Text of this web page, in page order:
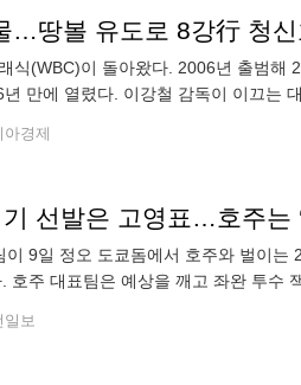
…땅볼 유도로 8강行 청
식(WBC)이 돌아왔다. 2006년 출범해
만에 열렸다. 이강철 감독이 이끄는
아경제
선발은 고영표…호주는
이 9일 정오 도쿄돔에서 호주와 벌이
호주 대표팀은 예상을 깨고 좌완 투수
일보